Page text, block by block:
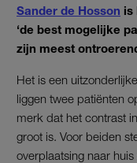
Sander de Hosson is
‘de best mogelijke
zijn meest
Het is een
liggen twee patiënten
merk dat het contrast
groot is. Voor beiden
overplaatsing naar